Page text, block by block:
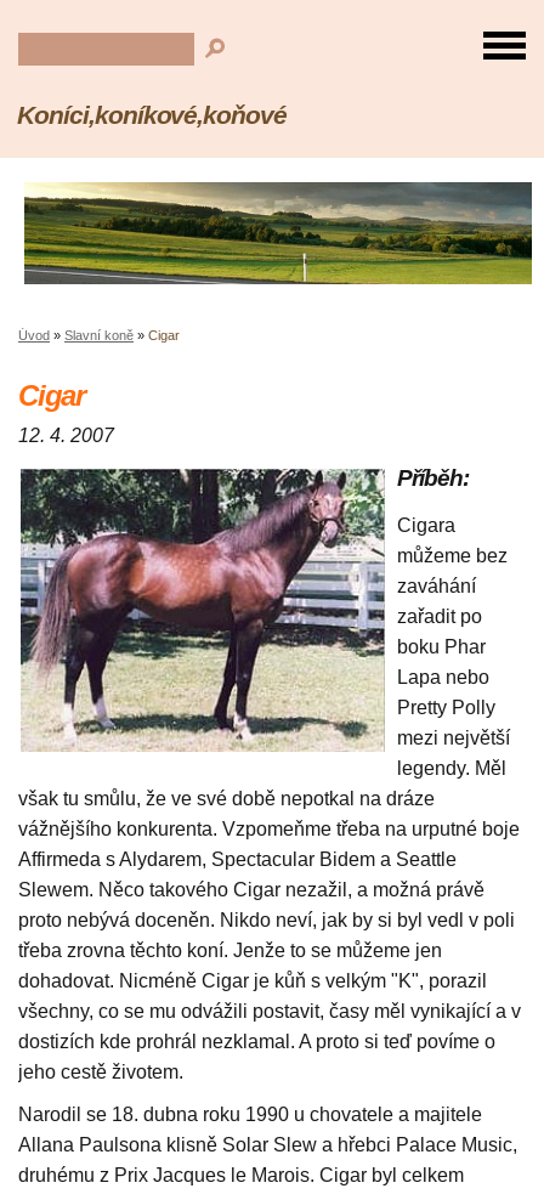
Koníci,koníkové,koňové
Úvod » Slavní koně » Cigar
Cigar
12. 4. 2007
Příběh:
Cigara
můžeme bez
zaváhání
zařadit po
boku Phar
Lapa nebo
Pretty Polly
mezi největší
legendy. Měl
však tu smůlu, že ve své době nepotkal na dráze
vážnějšího konkurenta. Vzpomeňme třeba na urputné boje
Affirmeda s Alydarem, Spectacular Bidem a Seattle
Slewem. Něco takového Cigar nezažil, a možná právě
proto nebývá doceněn. Nikdo neví, jak by si byl vedl v poli
třeba zrovna těchto koní. Jenže to se můžeme jen
dohadovat. Nicméně Cigar je kůň s velkým "K", porazil
všechny, co se mu odvážili postavit, časy měl vynikající a v
dostizích kde prohrál nezklamal. A proto si teď povíme o
jeho cestě životem.
Narodil se 18. dubna roku 1990 u chovatele a majitele
Allana Paulsona klisně Solar Slew a hřebci Palace Music,
druhému z Prix Jacques le Marois. Cigar byl celkem